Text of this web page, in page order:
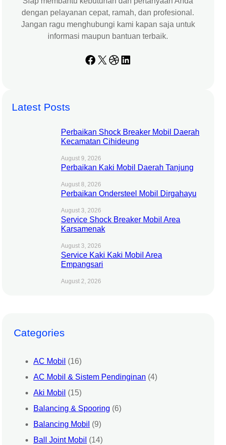
dengan pelayanan cepat, ramah, dan profesional.
Jangan ragu menghubungi kami kapan saja untuk
informasi maupun bantuan terbaik.
Facebook X Dribbble LinkedIn
Latest Posts
Perbaikan Shock Breaker Mobil Daerah
Kecamatan Cihideung
August 9, 2026
Perbaikan Kaki Mobil Daerah Tanjung
August 8, 2026
Perbaikan Ondersteel Mobil Dirgahayu
August 3, 2026
Service Shock Breaker Mobil Area
Karsamenak
August 3, 2026
Service Kaki Kaki Mobil Area
Empangsari
August 2, 2026
Categories
AC Mobil (16)
AC Mobil & Sistem Pendinginan (4)
Aki Mobil (15)
Balancing & Spooring (6)
Balancing Mobil (9)
Ball Joint Mobil (14)